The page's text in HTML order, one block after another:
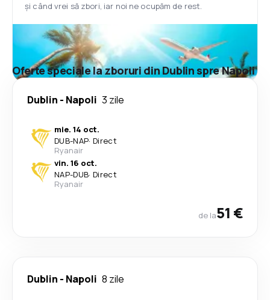
și când vrei să zbori, iar noi ne ocupăm de rest.
Oferte speciale la zboruri din Dublin spre Napoli
Dublin - Napoli 3 zile
mie. 14 oct.
DUB-NAP· Direct
Ryanair
vin. 16 oct.
NAP-DUB· Direct
Ryanair
de la51 €
Dublin - Napoli 8 zile